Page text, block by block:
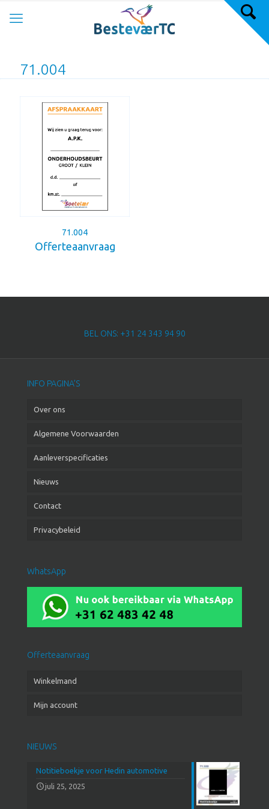
71.004
71.004
Offerteaanvraag
BEL ONS: +31 24 343 94 90
INFO PAGINA’S
Over ons
Algemene Voorwaarden
Aanleverspecificaties
Nieuws
Contact
Privacybeleid
WhatsApp
Offerteaanvraag
Winkelmand
Mijn account
NIEUWS
Notitieboekje voor Hedin automotive
juli 25, 2025